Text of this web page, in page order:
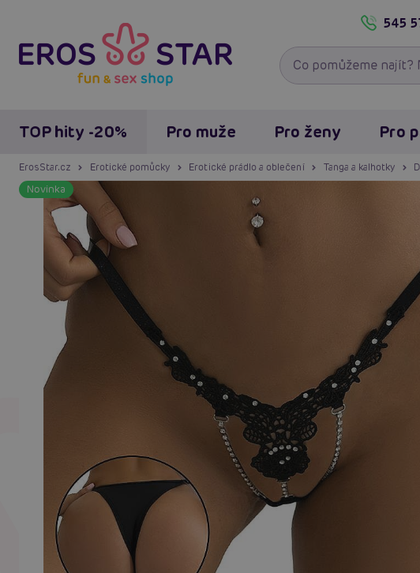
545
TOP hity -20% Pro muže Pro ženy Pro
ErosStar.cz Erotické pomůcky Erotické prádlo a oblečení Tanga a kalhotky
Novinka